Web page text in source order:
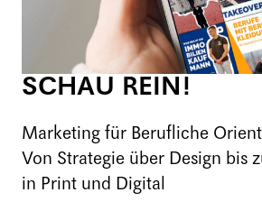
SCHAU REIN!
Marketing für Berufliche
Von Strategie über Design bis
in Print und Digital